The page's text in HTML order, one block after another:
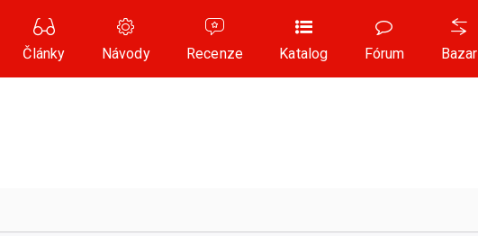
Články Návody Recenze Katalog Fórum Bazar